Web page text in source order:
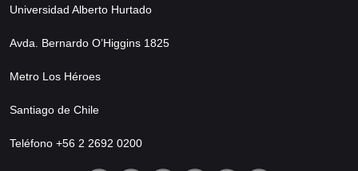
Universidad Alberto Hurtado
Avda. Bernardo O’Higgins 1825
Metro Los Héroes
Santiago de Chile
Teléfono +56 2 2692 0200